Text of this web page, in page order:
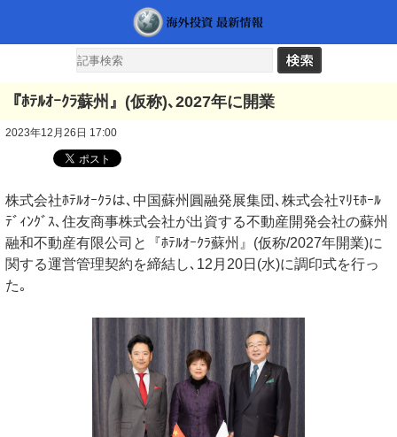
『ﾎﾃﾙｵｰｸﾗ蘇州』(仮称)､2027年に開業
2023年12月26日 17:00
株式会社ﾎﾃﾙｵｰｸﾗは､中国蘇州圓融発展集団､株式会社ﾏﾘﾓﾎｰﾙ
ﾃﾞｨﾝｸﾞｽ､住友商事株式会社が出資する不動産開発会社の蘇州
融和不動産有限公司と『ﾎﾃﾙｵｰｸﾗ蘇州』(仮称/2027年開業)に
関する運営管理契約を締結し､12月20日(水)に調印式を行っ
た｡